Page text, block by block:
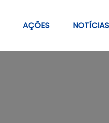
AÇÕES NOTÍCIAS